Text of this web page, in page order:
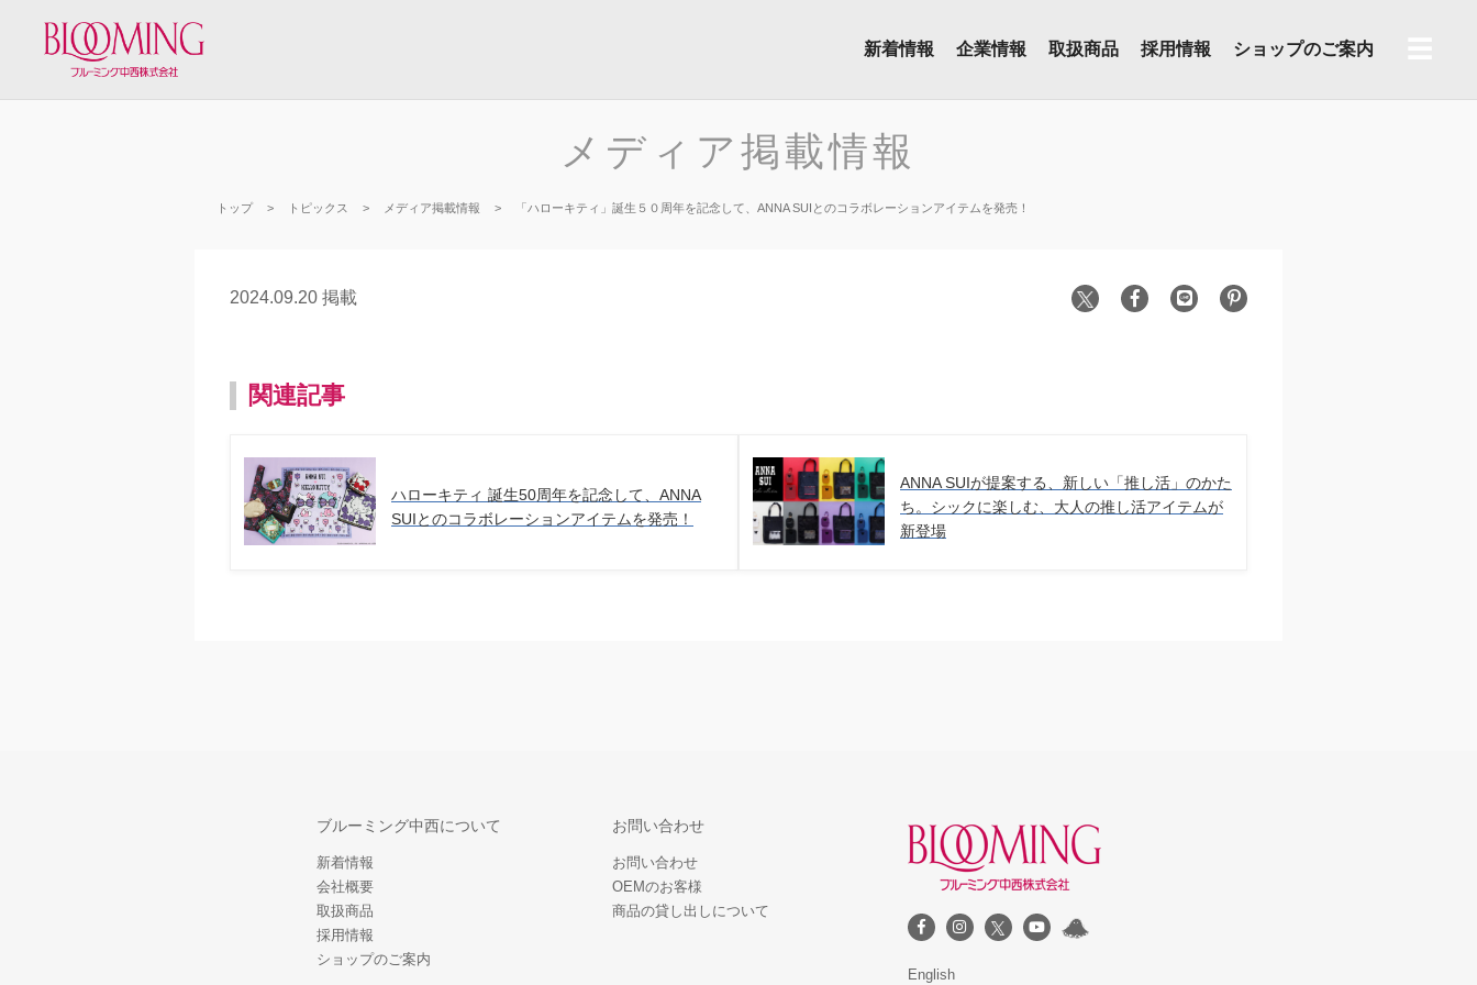
新着情報 企業情報 取扱商品 採用情報 ショップのご案内
メディア掲載情報
トップ トピックス メディア掲載情報 「ハローキティ」誕生５０周年を記念して、ANNA SUIとのコラボレーションアイテムを発売！
2024.09.20 掲載
関連記事
ハローキティ 誕生50周年を記念して、ANNA
SUIとのコラボレーションアイテムを発売！
ANNA SUIが提案する、新しい「推し活」のかた
ち。シックに楽しむ、大人の推し活アイテムが
新登場
ブルーミング中西について
新着情報
会社概要
取扱商品
採用情報
ショップのご案内
お問い合わせ
お問い合わせ
OEMのお客様
商品の貸し出しについて
English